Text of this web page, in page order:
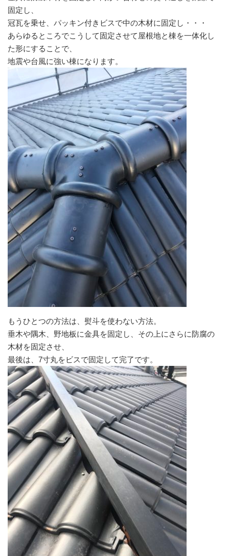
固定し、
冠瓦を乗せ、パッキン付きビスで中の木材に固定し・・・
あらゆるところでこうして固定させて屋根地と棟を一体化し
た形にすることで、
地震や台風に強い棟になります。
もうひとつの方法は、熨斗を使わない方法。
垂木や隅木、野地板に金具を固定し、その上にさらに防腐の
木材を固定させ、
最後は、7寸丸をビスで固定して完了です。